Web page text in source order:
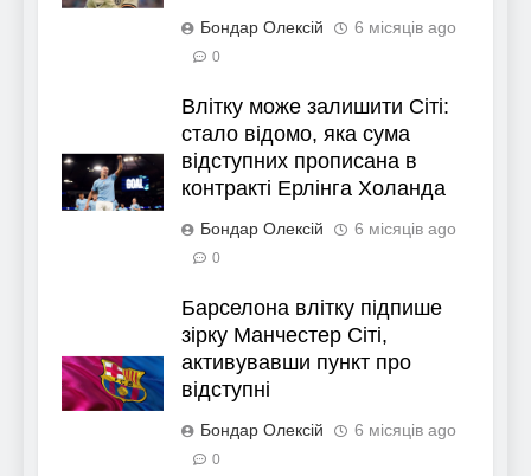
Бондар Олексій 6 місяців ago
0
Влітку може залишити Сіті:
стало відомо, яка сума
відступних прописана в
контракті Ерлінга Холанда
Бондар Олексій 6 місяців ago
0
Барселона влітку підпише
зірку Манчестер Сіті,
активувавши пункт про
відступні
Бондар Олексій 6 місяців ago
0